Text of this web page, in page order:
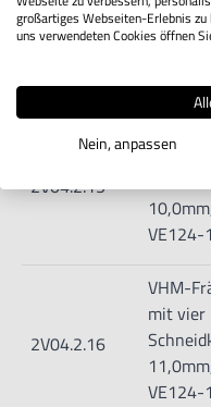
2V04.2.14
2V04.2.15
mit vier
VE124-
2V04.2.16
VHM-
mit vier
VE124-
großartiges Webseiten-Erlebnis
uns verwendeten Cookies öffnen
Nein, anpassen